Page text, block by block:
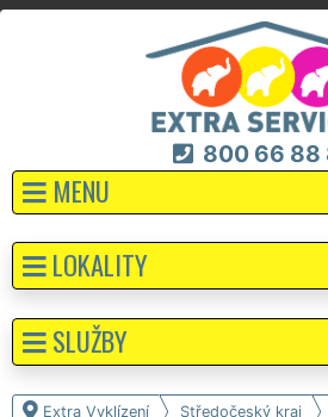
800 66 88
MENU
Extra Vyklízení Středočeský kraj
LOKALITY
SLUŽBY